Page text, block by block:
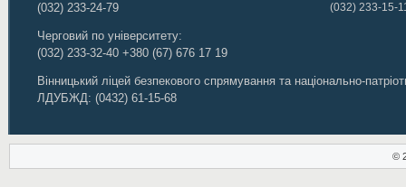
(032) 233-24-79
(032) 233-15-
Черговий по університету:
(032) 233-32-40 +380 (67) 676 17 19
Вінницький ліцей безпекового спрямування та національно-
ЛДУБЖД: (0432) 61-15-68
©